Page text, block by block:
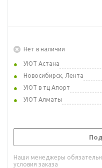
Нет в наличии
УЮТ Астана
Новосибирск, Лента
УЮТ в тц Апорт
УЮТ Алматы
Наши менеджеры
условия заказа